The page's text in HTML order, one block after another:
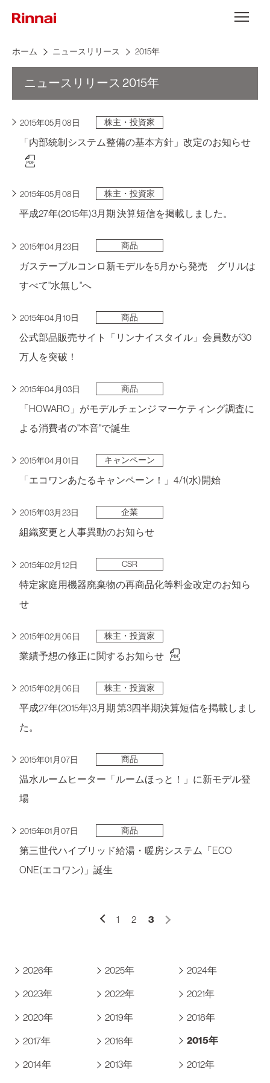
メニュー
ホーム ニュースリリース 2015年
ニュースリリース 2015年
2015年05月08日 株主・投資家
「内部統制システム整備の基本方針」改定のお知らせ
2015年05月08日 株主・投資家
平成27年(2015年)3月期 決算短信を掲載しました。
2015年04月23日 商品
ガステーブルコンロ新モデルを5月から発売 グリルは
すべて"水無し"へ
2015年04月10日 商品
公式部品販売サイト「リンナイスタイル」会員数が30
万人を突破！
2015年04月03日 商品
「HOWARO」がモデルチェンジ マーケティング調査に
よる消費者の"本音"で誕生
2015年04月01日 キャンペーン
「エコワンあたるキャンペーン！」4/1(水)開始
2015年03月23日 企業
組織変更と人事異動のお知らせ
2015年02月12日 CSR
特定家庭用機器廃棄物の再商品化等料金改定のお知ら
せ
2015年02月06日 株主・投資家
業績予想の修正に関するお知らせ
2015年02月06日 株主・投資家
平成27年(2015年)3月期 第3四半期決算短信を掲載しまし
た。
2015年01月07日 商品
温水ルームヒーター「ルームほっと！」に新モデル登
場
2015年01月07日 商品
第三世代ハイブリッド給湯・暖房システム「ECO
ONE(エコワン)」誕生
1 2 3
2026年 2025年 2024年
2023年 2022年 2021年
2020年 2019年 2018年
2017年 2016年 2015年
2014年 2013年 2012年